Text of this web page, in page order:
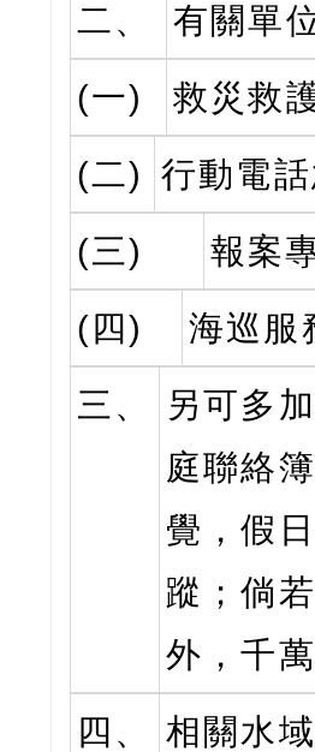
二、
有關單
(一)
救災救
(二) 行動電
(三)
報案
(四)
海巡服
三、
另可多
庭聯絡
覺，假
蹤；倘
外，千
四、
相關水